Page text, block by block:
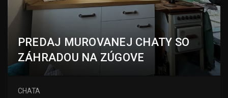
PREDAJ MUROVANEJ CHATY SO
ZÁHRADOU NA ZÚGOVE
Zúgov, Nové Zámky
CHATA